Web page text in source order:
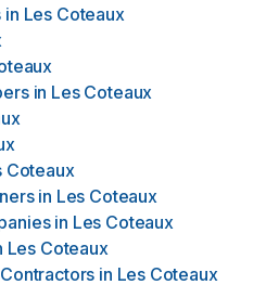
in Les Coteaux
in Les Coteaux
Coteaux
in Les Coteaux
in Les Coteaux
Les Coteaux
in Les Coteaux